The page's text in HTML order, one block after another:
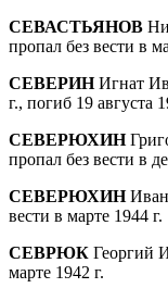
СЕВАСТЬЯНОВ
пропал без вести в
СЕВЕРИНИгнат
г., погиб 19 августа
СЕВЕРЮХИН
пропал без вести в
СЕВЕРЮХИН
вести в марте 1944 г.
СЕВРЮК Георгий
марте 1942 г.